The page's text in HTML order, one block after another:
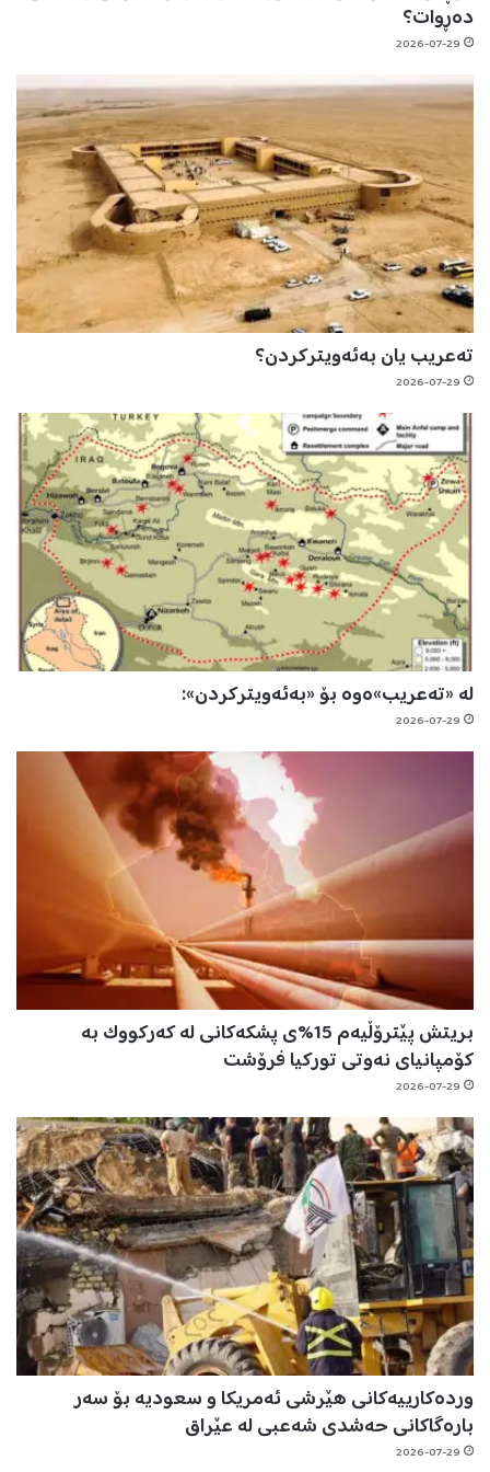
دەڕوات؟
2026-07-29
تەعریب یان بەئەویترکردن؟
2026-07-29
لە «تەعریب»ەوە بۆ «بەئەویترکردن»:
2026-07-29
بریتش پێترۆڵیەم 15%ی پشکەکانی لە کەرکووک بە
کۆمپانیای نەوتی تورکیا فرۆشت
2026-07-29
وردەکارییەکانی هێرشی ئەمریکا و سعودیە بۆ سەر
بارەگاکانی حەشدی شەعبی لە عێراق
2026-07-29